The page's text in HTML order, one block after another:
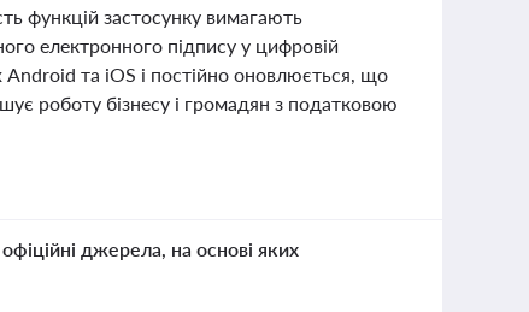
функцій застосунку вимагають
електронного підпису у цифровій
та iOS і постійно оновлюється, що
роботу бізнесу і громадян з податковою
джерела, на основі яких